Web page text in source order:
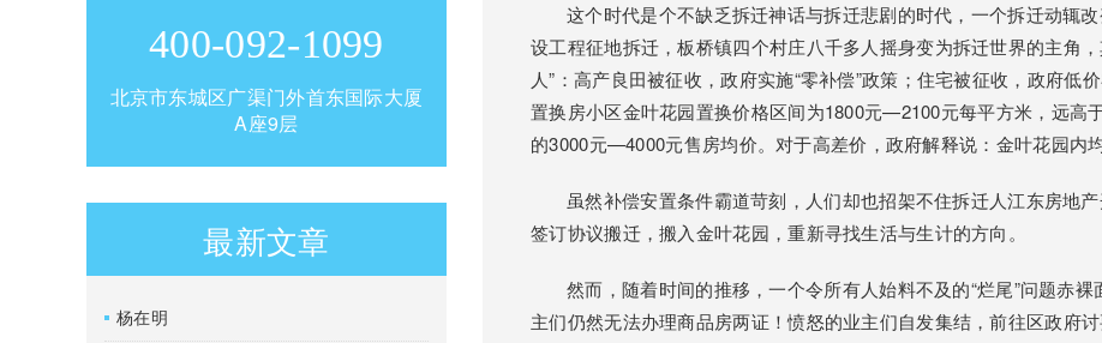
400-092-1099
北京市东城区广渠门外首东国际大厦
A座9层
最新文章
杨在明
这个时代是个不缺乏拆迁神话与拆迁悲剧的时代，一个拆迁动辄改
设工程征地拆迁，板桥镇四个村庄八千多人摇身变为拆迁世界的主角
人”：高产良田被征收，政府实施“零补偿”政策；住宅被征收，政
置换房小区金叶花园置换价格区间为1800元—2100元每平方米，远高
的3000元—4000元售房均价。对于高差价，政府解释说：金叶花园
虽然补偿安置条件霸道苛刻，人们却也招架不住拆迁人江东房地
签订协议搬迁，搬入金叶花园，重新寻找生活与生计的方向。
然而，随着时间的推移，一个令所有人始料不及的“烂尾”问题赤
主们仍然无法办理商品房两证！愤怒的业主们自发集结，前往区政府